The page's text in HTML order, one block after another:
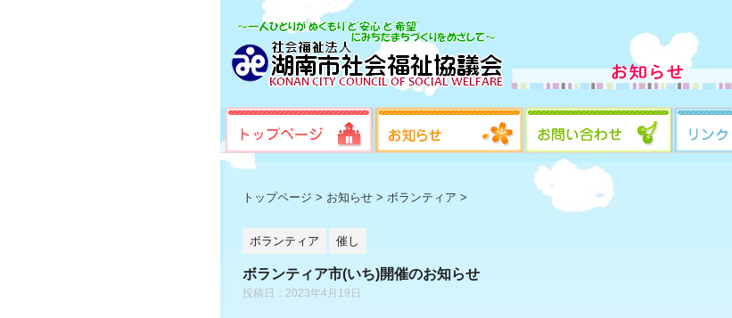
トップページ > お知らせ > ボランティア >
ボランティア 催し
ボランティア市(いち)開催のお知らせ
投稿日：2023年4月19日